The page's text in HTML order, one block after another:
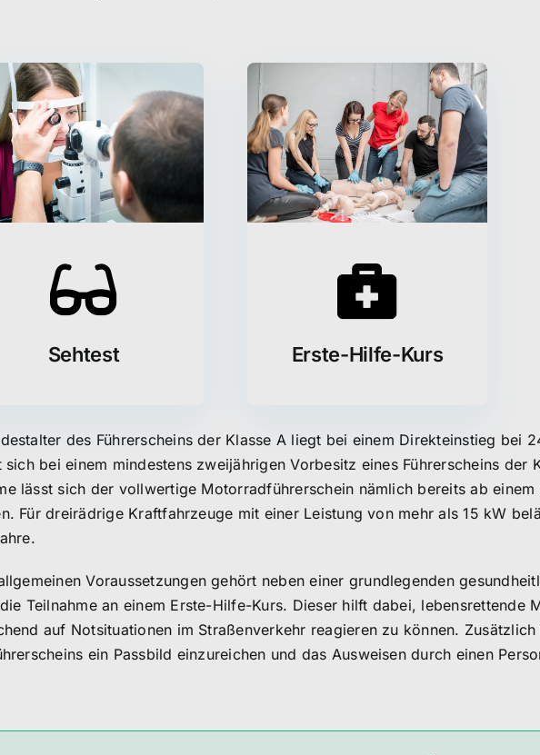
Sehtest Erste-Hilfe-Kurs
des Führerscheins der Klasse A liegt bei einem Direkteinstieg bei
bei einem mindestens zweijährigen Vorbesitz eines Führerscheins der
lässt sich der vollwertige Motorradführerschein nämlich bereits ab
Für dreirädrige Kraftfahrzeuge mit einer Leistung von mehr als 15 kW
Voraussetzungen gehört neben einer grundlegenden
Teilnahme an einem Erste-Hilfe-Kurs. Dieser hilft dabei, lebensrettende
auf Notsituationen im Straßenverkehr reagieren zu können.
ein Passbild einzureichen und das Ausweisen durch einen